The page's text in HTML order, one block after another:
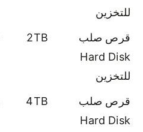
للتخزين
قرص صلب
Hard Disk
للتخزين
2TB
قرص صلب
Hard Disk
4TB